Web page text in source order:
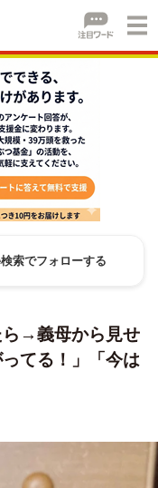
索でフォローする
ら→義母から見せ
てる！」「今は